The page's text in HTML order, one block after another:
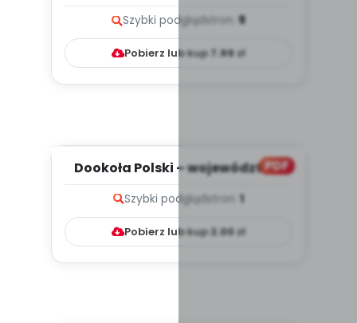
Szybki podgląd stron: 9
Pobierz lub kup 7.99 zł
PDF
Dookoła Polski – województwa
Szybki podglądstron: 1
Pobierz lub kup2.00zł